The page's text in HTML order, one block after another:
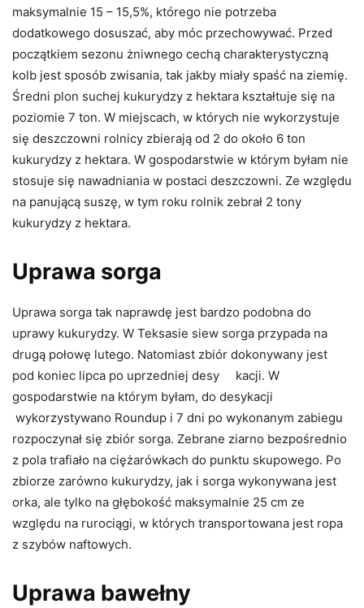
maksymalnie 15 – 15,5%, którego nie potrzeba
dodatkowego dosuszać, aby móc przechowywać. Przed
początkiem sezonu żniwnego cechą charakterystyczną
kolb jest sposób zwisania, tak jakby miały spaść na ziemię.
Średni plon suchej kukurydzy z hektara kształtuje się na
poziomie 7 ton. W miejscach, w których nie wykorzystuje
się deszczowni rolnicy zbierają od 2 do około 6 ton
kukurydzy z hektara. W gospodarstwie w którym byłam nie
stosuje się nawadniania w postaci deszczowni. Ze względu
na panującą suszę, w tym roku rolnik zebrał 2 tony
kukurydzy z hektara.
Uprawa sorga
Uprawa sorga tak naprawdę jest bardzo podobna do
uprawy kukurydzy. W Teksasie siew sorga przypada na
drugą połowę lutego. Natomiast zbiór dokonywany jest
pod koniec lipca po uprzedniej desy kacji. W
gospodarstwie na którym byłam, do desykacji
wykorzystywano Roundup i 7 dni po wykonanym zabiegu
rozpoczynał się zbiór sorga. Zebrane ziarno bezpośrednio
z pola trafiało na ciężarówkach do punktu skupowego. Po
zbiorze zarówno kukurydzy, jak i sorga wykonywana jest
orka, ale tylko na głębokość maksymalnie 25 cm ze
względu na rurociągi, w których transportowana jest ropa
z szybów naftowych.
Uprawa bawełny